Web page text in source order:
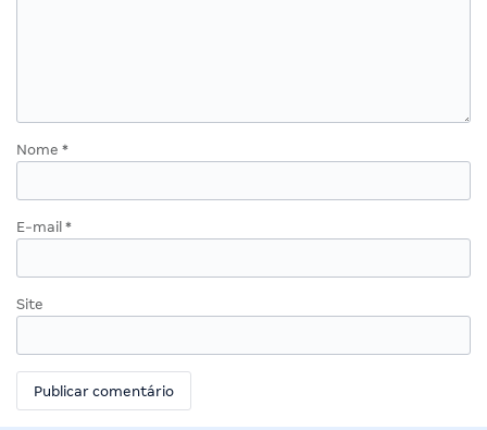
Nome *
E-mail *
Site